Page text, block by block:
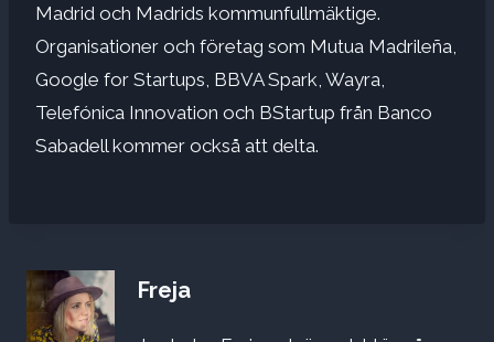
Madrid och Madrids kommunfullmäktige.
Organisationer och företag som Mutua Madrileña,
Google for Startups, BBVA Spark, Wayra,
Telefónica Innovation och BStartup från Banco
Sabadell kommer också att delta.
Freja